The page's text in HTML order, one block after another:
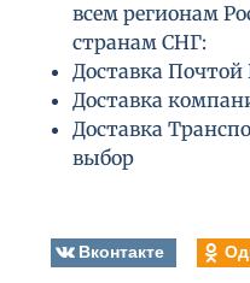
всем регионам
странам СНГ:
Доставка
Доставка
Доставка
выбор
Вконтакте